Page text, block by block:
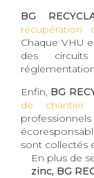
BG
récupération
Chaque VHU
des
Enfin, BG
de chantier
sont collectés
En plus de
zinc, BG